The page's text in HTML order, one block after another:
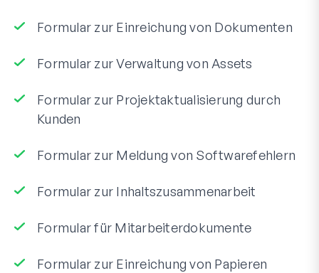
Formular zur Einreichung von Dokumenten
Formular zur Verwaltung von Assets
Formular zur Projektaktualisierung durch
Kunden
Formular zur Meldung von Softwarefehlern
Formular zur Inhaltszusammenarbeit
Formular für Mitarbeiterdokumente
Formular zur Einreichung von Papieren